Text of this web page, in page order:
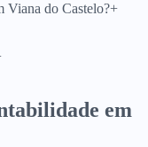
Viana do Castelo?+
em